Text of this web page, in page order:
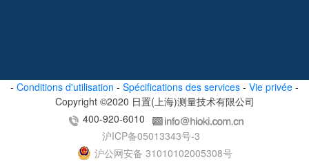
- Conditions d'utilisation - Spécifications des services - Vie privée -
Copyright ©2020 日置(上海)测量技术有限公司
400-920-6010
沪ICP备05013343号-3
沪公网安备 31010102005308号